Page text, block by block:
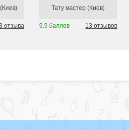
отзыва
Тату мастер (Киев)
9.9 баллов 13 отзывов